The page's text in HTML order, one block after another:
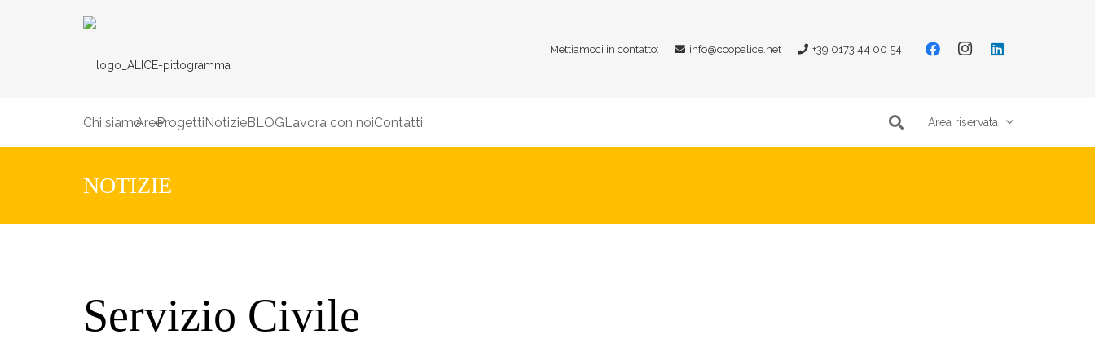
Mettiamoci in contatto: info@coopalice.net +39 0173 44 00 54
Chi siamoAreeProgettiNotizieBLOGLavora con noiContatti Area riservata
NOTIZIE
Servizio Civile